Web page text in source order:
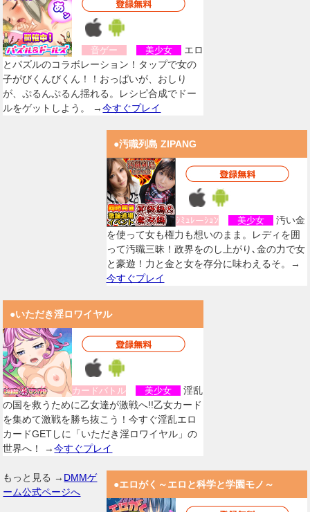
音ゲー 美少女
エロ
とパズルのコラボレーション！タップで女の
子がびくんびくん！！おっぱいが、おしり
が、ぷるんぷるん揺れる。レシピ合成でドー
ルをゲットしよう。 →今すぐプレイ
●汚職列島 ZIPANG
ｼﾐｭﾚーｼｮﾝ 美少女
汚い金
を使って女も権力も想いのまま。レディを囲
って汚職三昧！政界をのし上がり､金の力で女
と豪遊！力と金と女を存分に味わえるそ。→
今すぐプレイ
●いただき淫ロワイヤル
カードバトル 美少女
淫乱
の国を救うために乙女達が激戦へ!!乙女カード
を集めて激戦を勝ち抜こう！今すぐ淫乱エロ
カードGETしに「いただき淫ロワイヤル」の
世界へ！ →今すぐプレイ
●エロがく～エロと科学と学園モノ～
もっと見る → DMMゲ
ーム公式ページへ